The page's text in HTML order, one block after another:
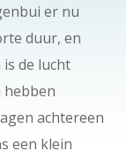
er nu
duur, en
de lucht
hebben
achtereen
een klein